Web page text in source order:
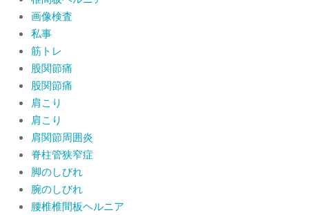
画像検査
私事
筋トレ
股関節痛
股関節痛
肩こり
肩こり
肩関節周囲炎
脊柱管狭窄症
脚のしびれ
腕のしびれ
腰椎椎間板ヘルニア